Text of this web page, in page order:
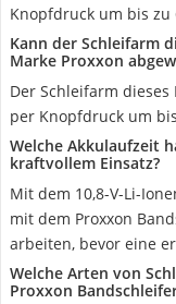
Knopfdruck um bis
Kann der Schleifarm
Marke Proxxon
Der Schleifarm
per Knopfdruck um
Welche Akkulaufzeit
kraftvollem Einsatz?
Mit dem 10,8-V-Li-
mit dem Proxxon
arbeiten, bevor eine
Welche Arten von
Proxxon